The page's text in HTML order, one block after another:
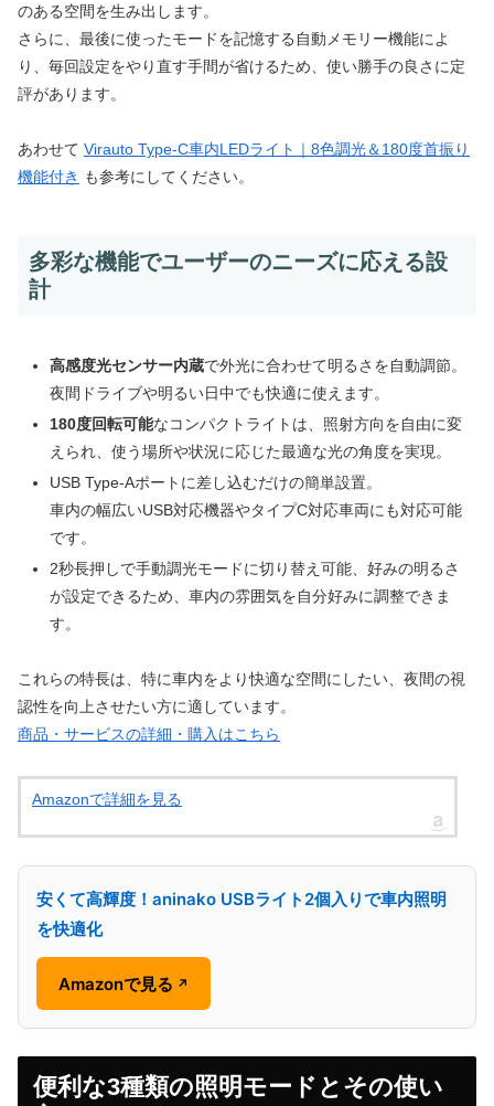
のある空間を生み出します。
さらに、最後に使ったモードを記憶する自動メモリー機能によ
り、毎回設定をやり直す手間が省けるため、使い勝手の良さに定
評があります。
あわせて Virauto Type-C車内LEDライト｜8色調光＆180度首振り
機能付き も参考にしてください。
多彩な機能でユーザーのニーズに応える設
計
高感度光センサー内蔵で外光に合わせて明るさを自動調節。
夜間ドライブや明るい日中でも快適に使えます。
180度回転可能なコンパクトライトは、照射方向を自由に変
えられ、使う場所や状況に応じた最適な光の角度を実現。
USB Type-Aポートに差し込むだけの簡単設置。
車内の幅広いUSB対応機器やタイプC対応車両にも対応可能
です。
2秒長押しで手動調光モードに切り替え可能、好みの明るさ
が設定できるため、車内の雰囲気を自分好みに調整できま
す。
これらの特長は、特に車内をより快適な空間にしたい、夜間の視
認性を向上させたい方に適しています。
商品・サービスの詳細・購入はこちら
Amazonで詳細を見る
安くて高輝度！aninako USBライト2個入りで車内照明
を快適化
Amazonで見る ↗
便利な3種類の照明モードとその使い